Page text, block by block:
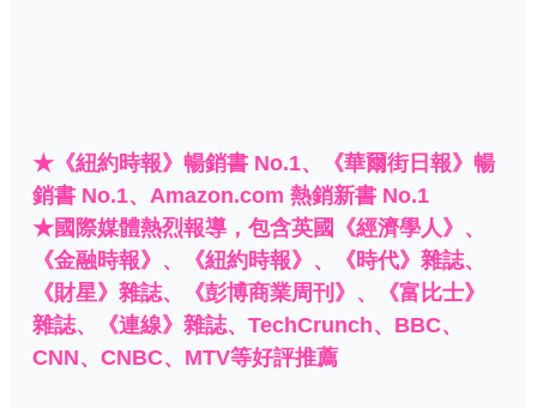
★《紐約時報》暢銷書 No.1、《華爾街日報》暢
銷書 No.1、Amazon.com 熱銷新書 No.1
★國際媒體熱烈報導，包含英國《經濟學人》、
《金融時報》、《紐約時報》、《時代》雜誌、
《財星》雜誌、《彭博商業周刊》、《富比士》
雜誌、《連線》雜誌、TechCrunch、BBC、
CNN、CNBC、MTV等好評推薦